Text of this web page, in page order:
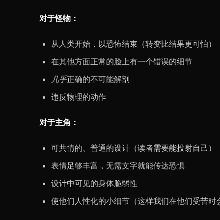
对于怪物：
从人类开始，以恐怖结束（转变比结果更可怕）
在其他方面正常的脸上有一个错误的细节
几乎正确的不可能解剖
违反物理的动作
对于主角：
可共情的、普通的设计（读者需要能投射自己）
表情足够丰富，无需文字就能传达恐惧
设计中可见的身体脆弱性
使他们人性化的小细节（这样我们在他们受苦时